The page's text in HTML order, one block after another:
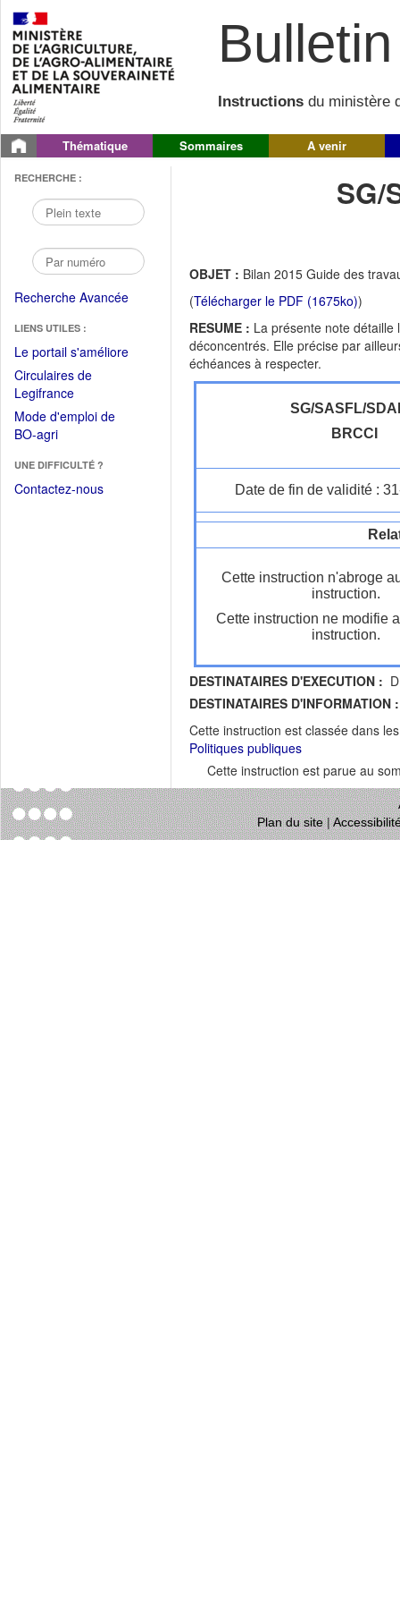
Instructions du ministère
Thématique Sommaires A venir
RECHERCHE :
Recherche Avancée
LIENS UTILES :
Le portail s'améliore(Fichier
Circulaires de
Legifrance(Ouvrir
dans
une
fenêtre)
Mode d'emploi de
BO-agri(Ouvrir
une
nouvelle
UNE DIFFICULTÉ ?
Contactez-nous
SG/
OBJET : Bilan 2015 Guide des
(Télécharger le PDF (1675ko))
RESUME : La présente note
déconcentrés. Elle précise par
échéances à respecter.
SG/SASFL/
BRCCI
Date de fin de validité :
Cette instruction n'abroge
instruction.
Cette instruction ne modifie
instruction.
DESTINATAIRES D'EXECUTION :
DESTINATAIRES D'INFORMATION :
Cette instruction est classée dans
Politiques publiques
Cette instruction est parue au
Plan du site|